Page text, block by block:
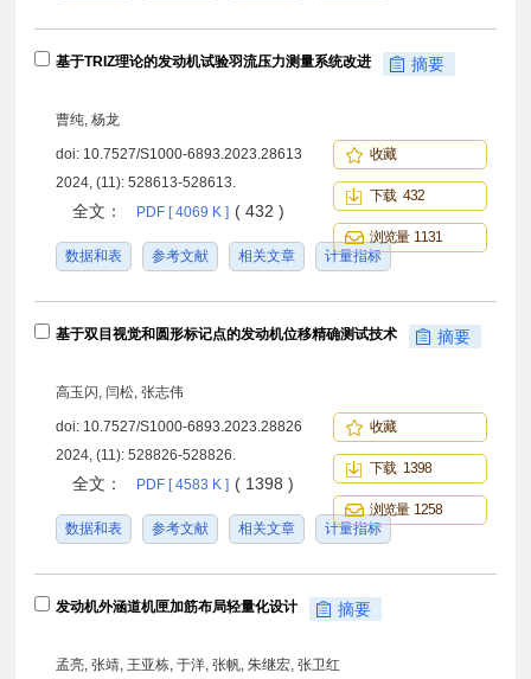
基于TRIZ理论的发动机试验羽流压力测量系统改进 摘要
曹纯, 杨龙
doi: 10.7527/S1000-6893.2023.28613
2024, (11): 528613-528613.
全文： PDF [ 4069 K ] ( 432 )
数据和表 参考文献 相关文章 计量指标
收藏
下载 432
浏览量 1131
基于双目视觉和圆形标记点的发动机位移精确测试技术 摘要
高玉闪, 闫松, 张志伟
doi: 10.7527/S1000-6893.2023.28826
2024, (11): 528826-528826.
全文： PDF [ 4583 K ] ( 1398 )
数据和表 参考文献 相关文章 计量指标
收藏
下载 1398
浏览量 1258
发动机外涵道机匣加筋布局轻量化设计 摘要
孟亮, 张靖, 王亚栋, 于洋, 张帆, 朱继宏, 张卫红